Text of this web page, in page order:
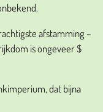
afstamming –
is ongeveer $
dat bijna